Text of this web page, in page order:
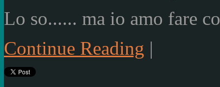
Lo so...... ma io amo fare
Continue Reading |